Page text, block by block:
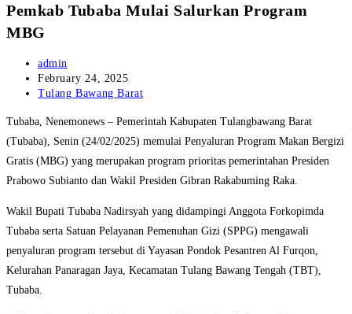
Pemkab Tubaba Mulai Salurkan Program
MBG
Post
author:
admin
Post
published:
February 24, 2025
Post
Tulang Bawang Barat
Tubaba, Nenemonews – Pemerintah Kabupaten Tulangbawang Barat
(Tubaba), Senin (24/02/2025) memulai Penyaluran Program Makan Bergizi
Gratis (MBG) yang merupakan program prioritas pemerintahan Presiden
Prabowo Subianto dan Wakil Presiden Gibran Rakabuming Raka.
Wakil Bupati Tubaba Nadirsyah yang didampingi Anggota Forkopimda
Tubaba serta Satuan Pelayanan Pemenuhan Gizi (SPPG) mengawali
penyaluran program tersebut di Yayasan Pondok Pesantren Al Furqon,
Kelurahan Panaragan Jaya, Kecamatan Tulang Bawang Tengah (TBT),
Tubaba.